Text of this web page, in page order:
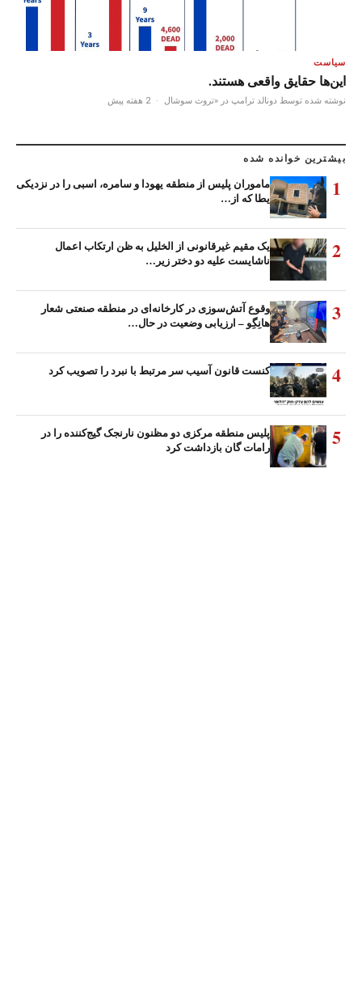
سیاست
این‌ها حقایق واقعی هستند.
نوشته شده توسط دونالد ترامپ در «تروث سوشال · 2 هفته پیش
بیشترین خوانده شده
1
ماموران پلیس از منطقه یهودا و سامره، اسبی را در نزدیکی
یطا که از…
2
یک مقیم غیرقانونی از الخلیل به ظن ارتکاب اعمال
ناشایست علیه دو دختر زیر…
3
وقوع آتش‌سوزی در کارخانه‌ای در منطقه صنعتی شعار
هانِگِو – ارزیابی وضعیت در حال…
4 کنست قانون آسیب سر مرتبط با نبرد را تصویب کرد
5
پلیس منطقه مرکزی دو مظنون نارنجک گیج‌کننده را در
رامات گان بازداشت کرد